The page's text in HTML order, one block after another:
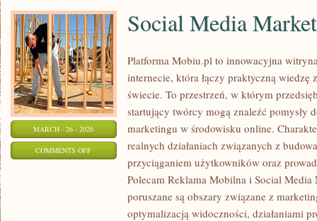
MARCH - 26 - 2026
COMMENTS OFFON
MARKETING
Social Media
Platforma Mobiu.pl to innowacyjna
internecie, która łączy praktyczną
świecie. To przestrzeń, w którym
startujący twórcy mogą znaleźć pomysły
marketingu w środowisku online.
realnych działaniach związanych z
przyciąganiem użytkowników oraz
Polecam Reklama Mobilna i Social
poruszane są obszary związane z
optymalizacją widoczności, działaniami